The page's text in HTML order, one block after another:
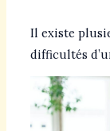
Il existe
difficultés